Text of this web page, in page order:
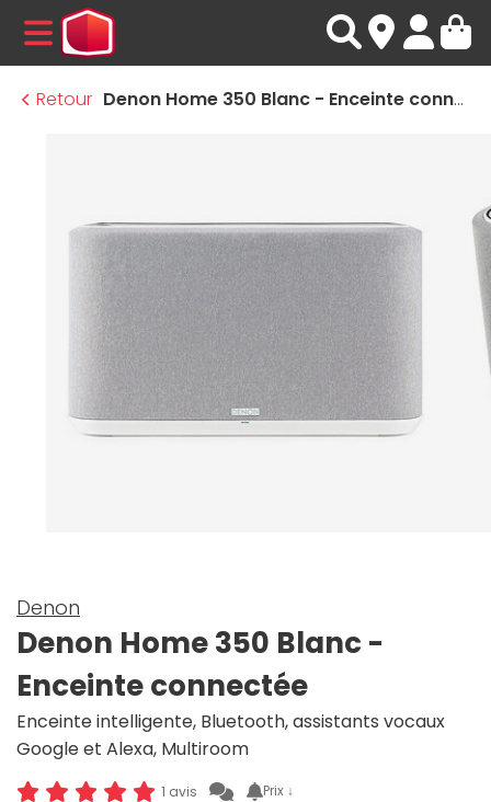
MENU
Retour
Denon Home 350 Blanc - Enceinte connectée
Denon
Denon Home 350 Blanc -
Enceinte connectée
Enceinte intelligente, Bluetooth, assistants vocaux
Google et Alexa, Multiroom
1 avis Prix ↓